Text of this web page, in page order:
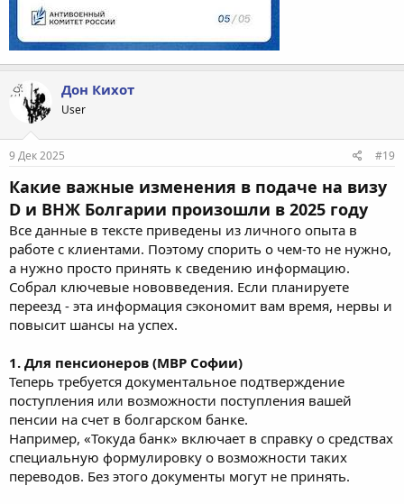
Дон Кихот
User
9 Дек 2025 #19
Какие важные изменения в подаче на визу
D и ВНЖ Болгарии произошли в 2025 году
Все данные в тексте приведены из личного опыта в
работе с клиентами. Поэтому спорить о чем-то не нужно,
а нужно просто принять к сведению информацию.
Собрал ключевые нововведения. Если планируете
переезд - эта информация сэкономит вам время, нервы и
повысит шансы на успех.
1. Для пенсионеров (МВР Софии)
Теперь требуется документальное подтверждение
поступления или возможности поступления вашей
пенсии на счет в болгарском банке.
Например, «Токуда банк» включает в справку о средствах
специальную формулировку о возможности таких
переводов. Без этого документы могут не принять.